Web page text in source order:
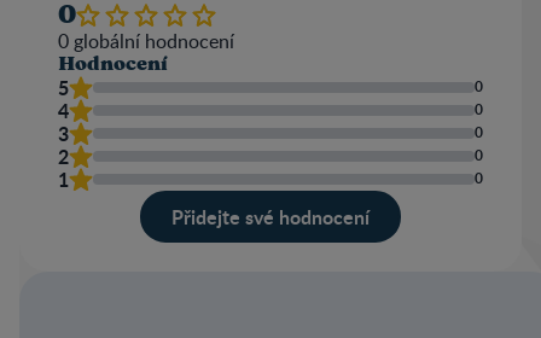
0
0 globální hodnocení
Hodnocení
5 0
4 0
3 0
2 0
1 0
Přidejte své hodnocení